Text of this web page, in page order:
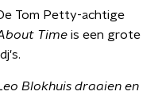
Tom Petty-achtige
Time is een grote
Blokhuis draaien en